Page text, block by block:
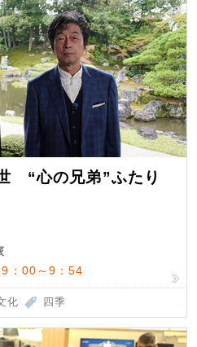
“心の兄弟”ふたり
：00～9：54
化 四季